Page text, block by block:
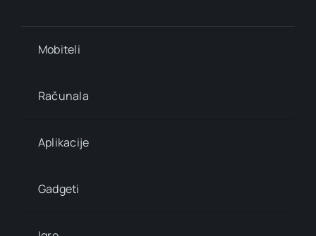
Mobiteli
Računala
Aplikacije
Gadgeti